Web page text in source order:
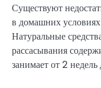
Существуют
в домашних
Натуральные
рассасывания
занимает от 2